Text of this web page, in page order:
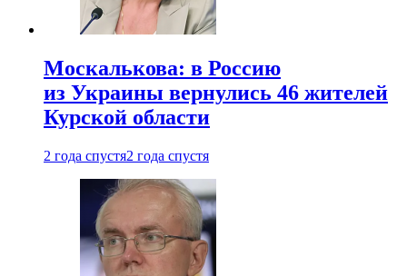
Москалькова: в Россию
из Украины вернулись 46 жителей
Курской области
2 года спустя2 года спустя